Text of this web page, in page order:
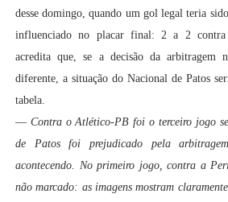
desse domingo, quando um gol legal teria
influenciado no placar final: 2 a 2
acredita que, se a decisão da arbitragem
diferente, a situação do Nacional de Patos
tabela.
— Contra o Atlético-PB foi o terceiro jogo
de Patos foi prejudicado pela
acontecendo. No primeiro jogo, contra a
não marcado: as imagens mostram